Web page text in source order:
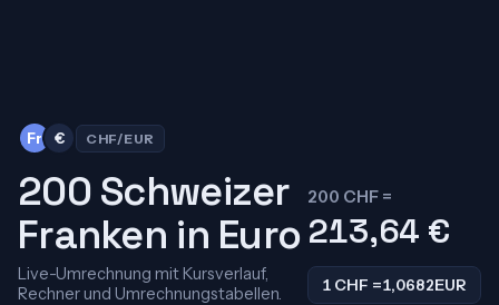
Fr € CHF/EUR
200 Schweizer
Franken in Euro
Live-Umrechnung mit Kursverlauf,
Rechner und Umrechnungstabellen.
200 CHF =
213,64 €
1 CHF =1,0682EUR